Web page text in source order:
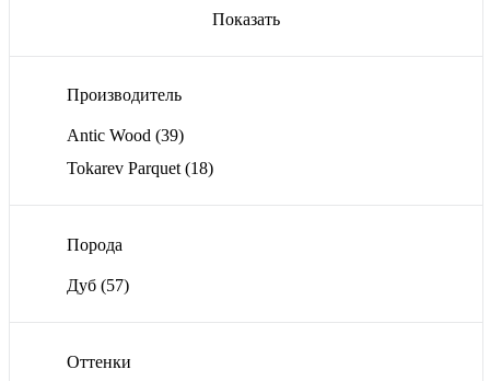
Показать
Производитель
Antic Wood (39)
Tokarev Parquet (18)
Порода
Дуб (57)
Оттенки